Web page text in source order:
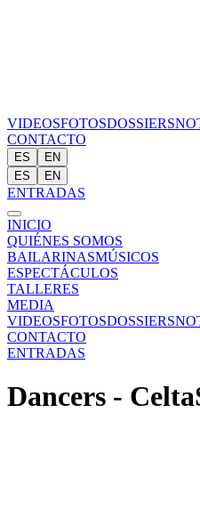
VIDEOSFOTOSDOSSIERS
CONTACTO
ES
EN
ES
EN
ENTRADAS
INICIO
QUIÉNES SOMOS
BAILARINASMÚSICOS
ESPECTÁCULOS
TALLERES
MEDIA
VIDEOSFOTOSDOSSIERS
CONTACTO
ENTRADAS
Dancers -